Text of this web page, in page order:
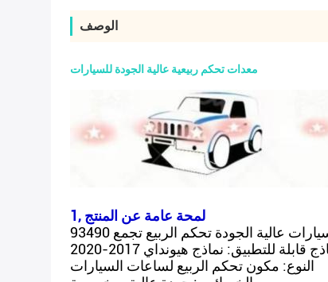
الوصف
معدات تحكم ربيعية عالية الجودة للسيارات
1, لمحة عامة عن المنتج
النوع: مكون تحكم الربيع لساعات السيارات